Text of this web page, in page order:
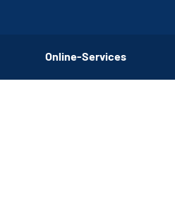
Online-Services